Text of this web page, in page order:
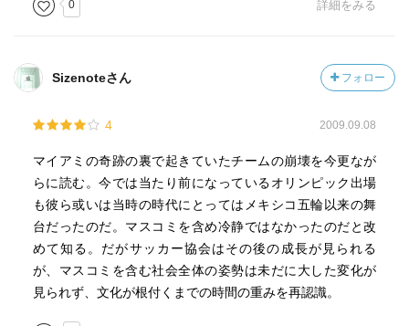
0 詳細をみる
Sizenoteさん フォロー
4 2009.09.08
マイアミの奇跡の裏で起きていたチームの崩壊を今更なが
らに読む。今では当たり前になっているオリンピック出場
も彼ら或いは当時の時代にとってはメキシコ五輪以来の舞
台だったのだ。マスコミを含め冷静ではなかったのだと改
めて知る。だがサッカー協会はその後の成長が見られる
が、マスコミを含む社会全体の姿勢は未だに大した変化が
見られず、文化が根付くまでの時間の重みを再認識。